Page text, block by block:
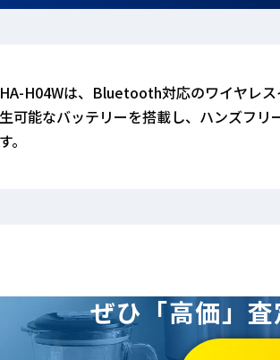
HA-H04Wは、Bluetooth対応のワイヤレ
生可能なバッテリーを搭載し、ハンズフ
す。
ぜひ「高価」査